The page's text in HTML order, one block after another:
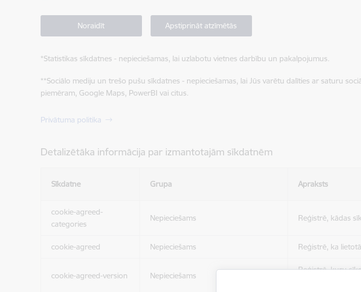
Noraidīt Apstiprināt atzīmētās
*Statistikas sīkdatnes - nepieciešamas, lai uzlabotu vietnes darbību un pakalpojumus.
**Sociālo mediju un trešo pušu sīkdatnes - nepieciešamas, lai Jūs varētu dalīties ar saturu
piemēram, Google Maps, PowerBI vai citus.
Privātuma politika
Detalizētāka informācija par izmantotajām sīkdatnēm
Sīkdatne Grupa Apraksts
cookie-agreed-
categories
Nepieciešams Reģistrē, kādas
cookie-agreed Nepieciešams Reģistrē, ka
cookie-agreed-version Nepieciešams
Reģistrē, kuru